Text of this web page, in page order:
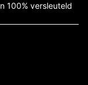
100% versleuteld